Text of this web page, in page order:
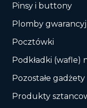
Pinsy i buttony
Plomby
Pocztówki
Podkładki (wafle)
Pozostałe gadżety
Produkty